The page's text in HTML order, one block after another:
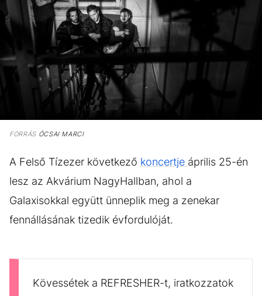
FORRÁSÓCSAI MARCI
A Felső Tízezer következő koncertje április 25-én
lesz az Akvárium NagyHallban, ahol a
Galaxisokkal együtt ünneplik meg a zenekar
fennállásának tizedik évfordulóját.
Kövessétek a REFRESHER-t, iratkozzatok